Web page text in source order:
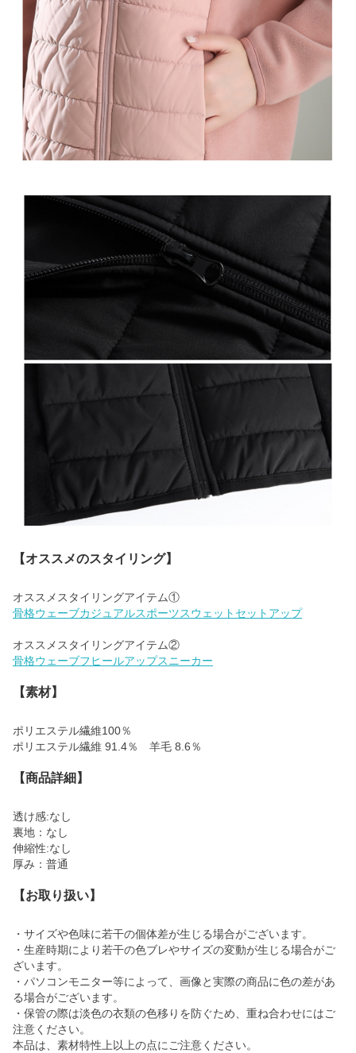
【オススメのスタイリング】
骨格ウェーブカジュアルスポーツスウェットセットアップ
骨格ウェーブフヒールアップスニーカー
【素材】
ポリエステル繊維100％
ポリエステル繊維 91.4％ 羊毛 8.6％
【商品詳細】
透け感:なし
裏地：なし
伸縮性:なし
厚み：普通
【お取り扱い】
・サイズや色味に若干の個体差が生じる場合がございます。
・生産時期により若干の色ブレやサイズの変動が生じる場合がご
ざいます。
・パソコンモニター等によって、画像と実際の商品に色の差があ
る場合がございます。
・保管の際は淡色の衣類の色移りを防ぐため、重ね合わせにはご
注意ください。
本品は、素材特性上以上の点にご注意ください。